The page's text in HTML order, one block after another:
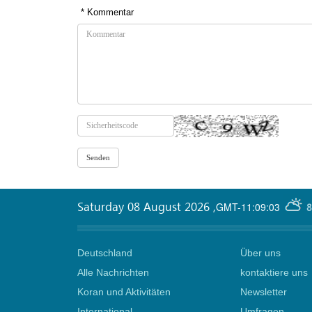
* Kommentar
GMT-11:09:03
Saturday 08 August 2026 ,
Deutschland
Alle Nachrichten
Koran und Aktivitäten
Über uns
kontaktiere uns
Newsletter